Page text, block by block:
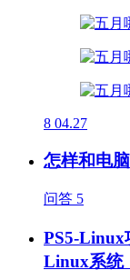
8 04.27
怎样和电
问答 5
PS5-Linux
Linux系统